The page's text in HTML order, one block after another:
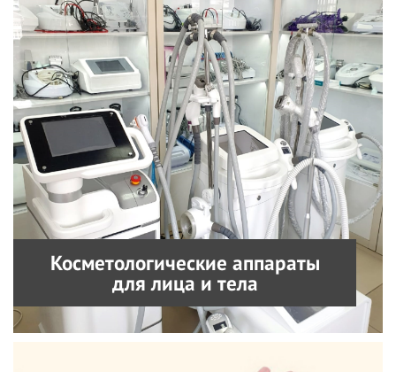
Косметологические аппараты
для лица и тела